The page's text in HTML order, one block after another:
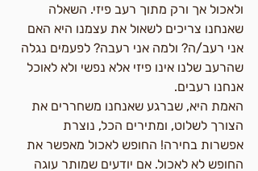
ולאכול אך ורק מתוך רעב פיזי. השאלה
שאנחנו צריכים לשאול את עצמנו היא האם
אני רעב/ה? ולמה אני רעבה? לפעמים נגלה
שהרעב שלנו אינו פיזי אלא נפשי ולא לאוכל
אנחנו רעבים.
האמת היא, שברגע שאנחנו משחררים את
הצורך לשלוט, ומתירים הכל, נוצרת
אפשרות בחירה! החופש לאכול מאפשר את
החופש לא לאכול. אם יודעים שמותר עוגה